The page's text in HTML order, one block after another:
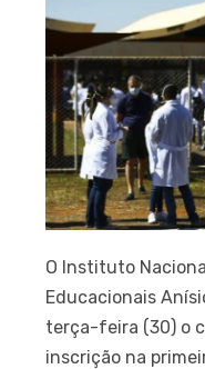
O Instituto
Educacionais
terça-feira (30) o
inscrição na